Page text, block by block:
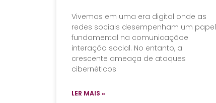
Vivemos em uma era digital onde as
redes sociais desempenham um papel
fundamental na comunicaçãoe
interação social. No entanto, a
crescente ameaça de ataques
cibernéticos
LER MAIS »